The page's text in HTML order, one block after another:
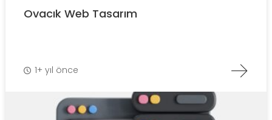
Ovacık Web Tasarım
1+ yıl önce